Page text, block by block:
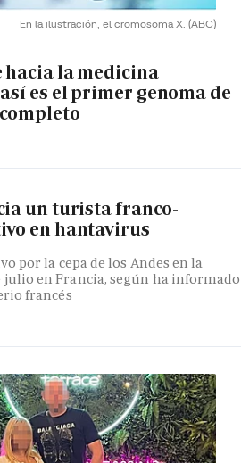
En la ilustración, el cromosoma X. (ABC)
hacia la medicina
es el primer genoma de
un turista franco-
en hantavirus
por la cepa de los Andes en la
julio en Francia, según ha informado
francés